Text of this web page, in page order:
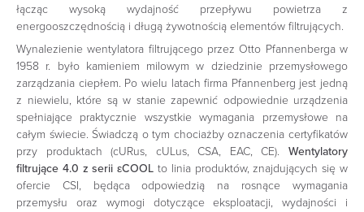
łącząc wysoką wydajność przepływu powietrza z
energooszczędnością i długą żywotnością elementów filtrujących.
Wynalezienie wentylatora filtrującego przez Otto Pfannenberga w
1958 r. było kamieniem milowym w dziedzinie przemysłowego
zarządzania ciepłem. Po wielu latach firma Pfannenberg jest jedną
z niewielu, które są w stanie zapewnić odpowiednie urządzenia
spełniające praktycznie wszystkie wymagania przemysłowe na
całym świecie. Świadczą o tym chociażby oznaczenia certyfikatów
przy produktach (cURus, cULus, CSA, EAC, CE). Wentylatory
filtrujące 4.0 z serii εCOOL to linia produktów, znajdujących się w
ofercie CSI, będąca odpowiedzią na rosnące wymagania
przemysłu oraz wymogi dotyczące eksploatacji, wydajności i